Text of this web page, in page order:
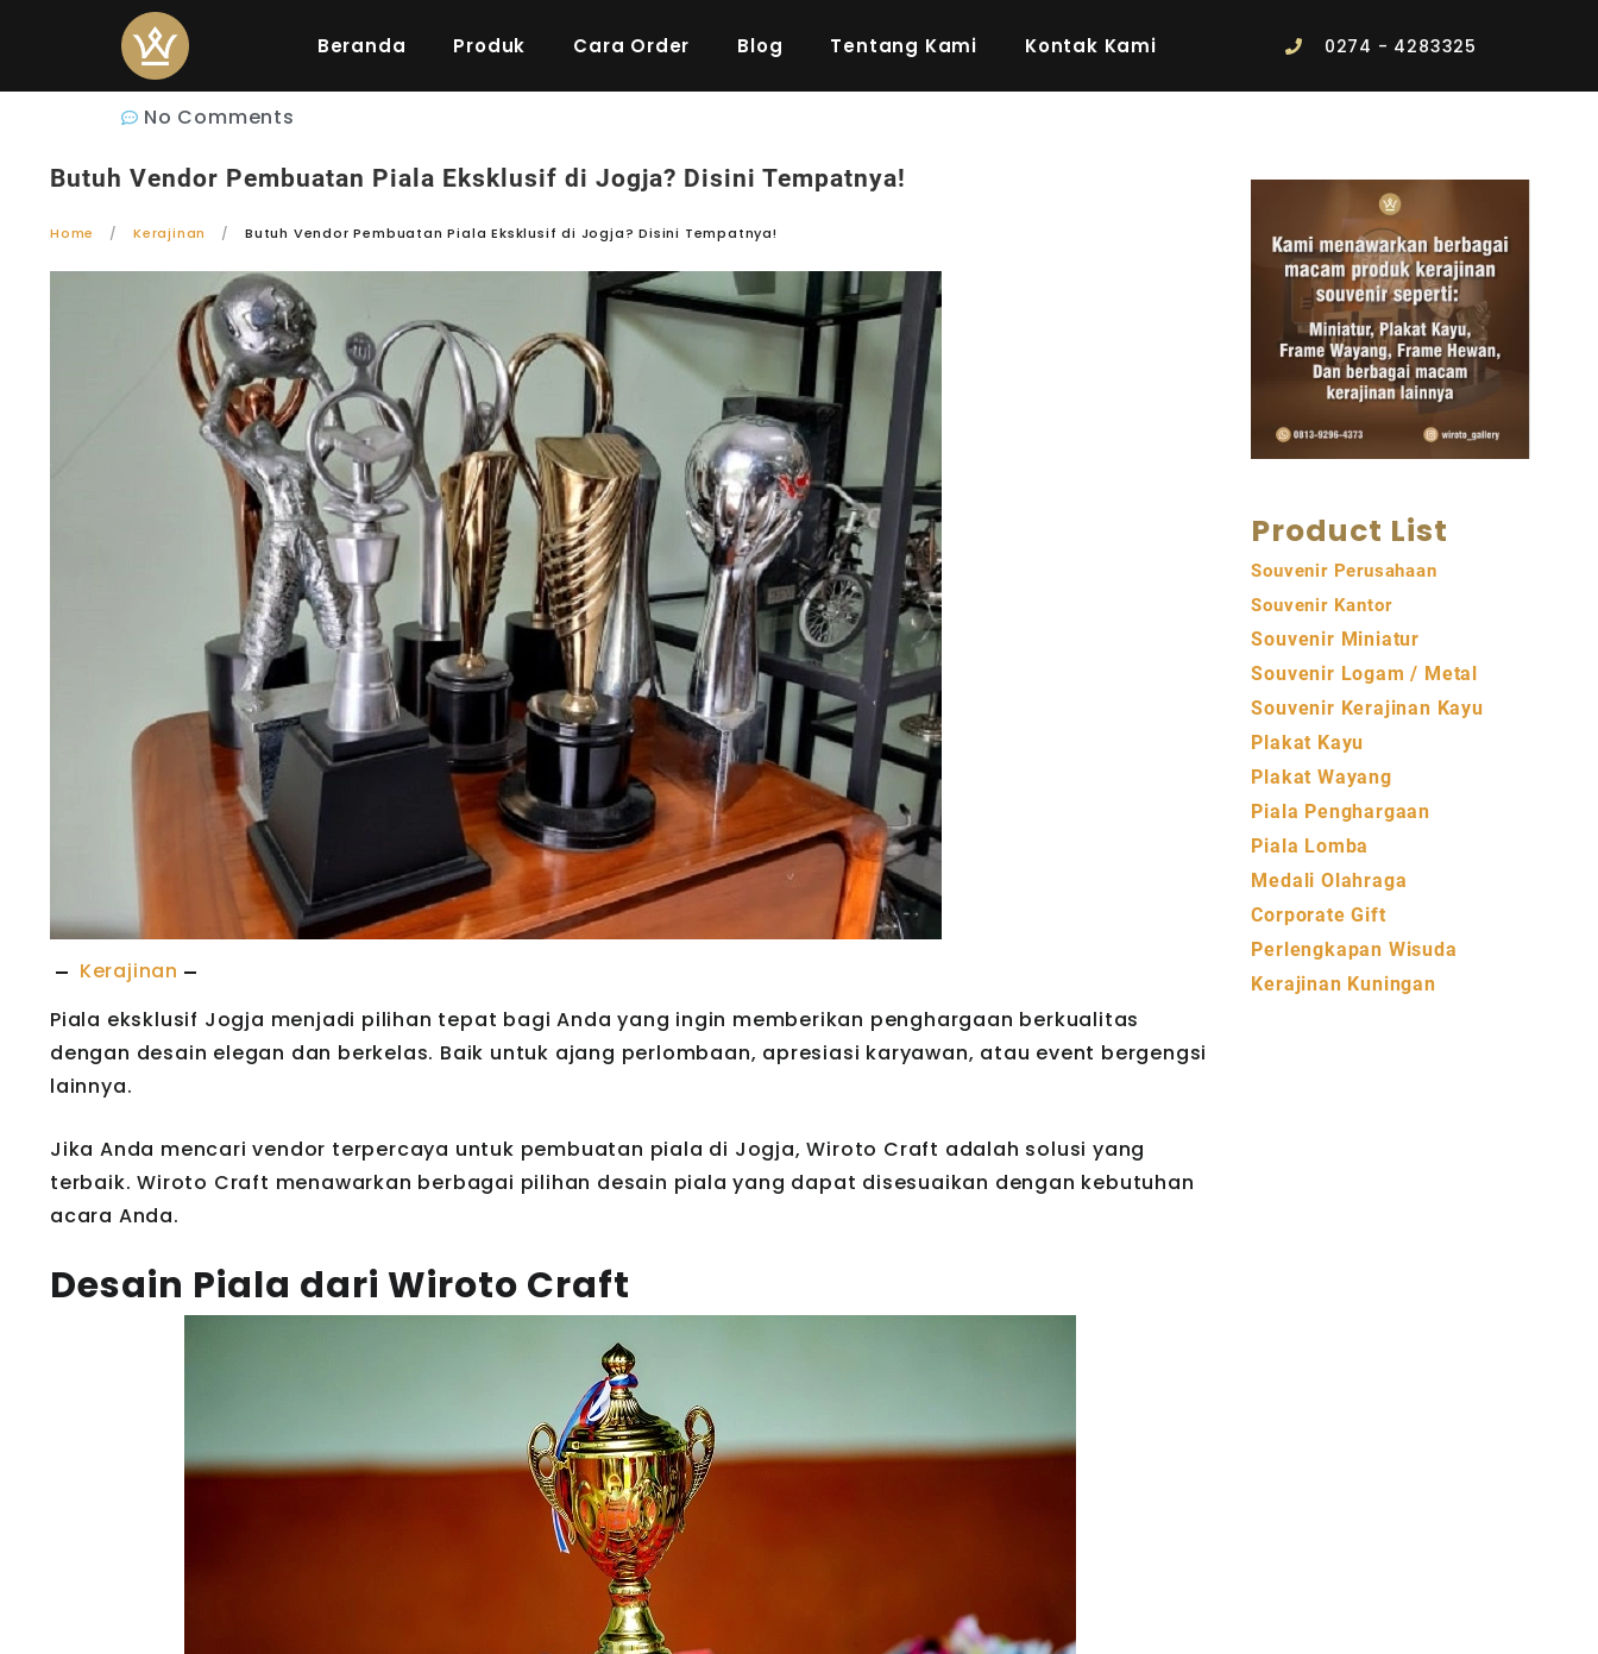
Beranda Produk Cara Order Blog Tentang Kami Kontak Kami 0274 - 4283325
No Comments
Butuh Vendor Pembuatan Piala Eksklusif di Jogja? Disini Tempatnya!
Home Kerajinan Butuh Vendor Pembuatan Piala Eksklusif di Jogja? Disini Tempatnya!
Kerajinan
Piala eksklusif Jogja menjadi pilihan tepat bagi Anda yang ingin memberikan penghargaan berkualitas
dengan desain elegan dan berkelas. Baik untuk ajang perlombaan, apresiasi karyawan, atau event bergengsi
lainnya.
Jika Anda mencari vendor terpercaya untuk pembuatan piala di Jogja, Wiroto Craft adalah solusi yang
terbaik. Wiroto Craft menawarkan berbagai pilihan desain piala yang dapat disesuaikan dengan kebutuhan
acara Anda.
Desain Piala dari Wiroto Craft
Product List
Souvenir Perusahaan
Souvenir Kantor
Souvenir Miniatur
Souvenir Logam / Metal
Souvenir Kerajinan Kayu
Plakat Kayu
Plakat Wayang
Piala Penghargaan
Piala Lomba
Medali Olahraga
Corporate Gift
Perlengkapan Wisuda
Kerajinan Kuningan